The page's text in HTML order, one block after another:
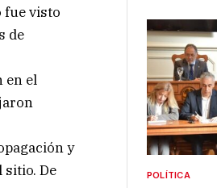
fue visto
de
en el
y
De
POLÍTICA